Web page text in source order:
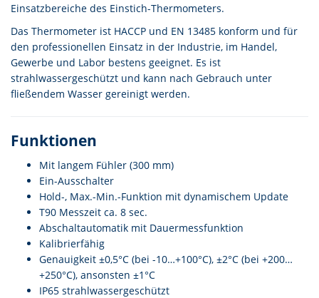
Einsatzbereiche des Einstich-Thermometers.
Das Thermometer ist HACCP und EN 13485 konform und für
den professionellen Einsatz in der Industrie, im Handel,
Gewerbe und Labor bestens geeignet. Es ist
strahlwassergeschützt und kann nach Gebrauch unter
fließendem Wasser gereinigt werden.
Funktionen
Mit langem Fühler (300 mm)
Ein-Ausschalter
Hold-, Max.-Min.-Funktion mit dynamischem Update
T90 Messzeit ca. 8 sec.
Abschaltautomatik mit Dauermessfunktion
Kalibrierfähig
Genauigkeit ±0,5°C (bei -10…+100°C), ±2°C (bei +200…
+250°C), ansonsten ±1°C
IP65 strahlwassergeschützt